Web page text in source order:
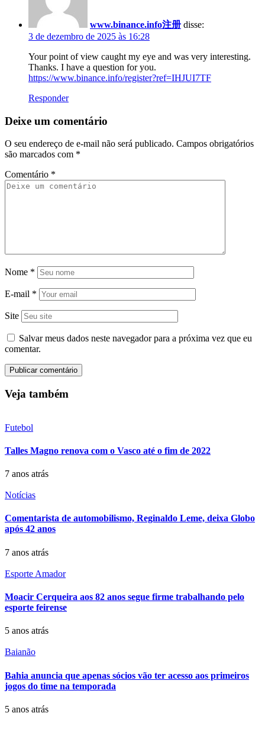
www.binance.info注册 disse:
3 de dezembro de 2025 às 16:28
Your point of view caught my eye and was very interesting.
Thanks. I have a question for you.
https://www.binance.info/register?ref=IHJUI7TF
Responder
Deixe um comentário
O seu endereço de e-mail não será publicado. Campos obrigatórios
são marcados com *
Comentário *
Nome *
E-mail *
Site
Salvar meus dados neste navegador para a próxima vez que eu
comentar.
Veja também
Futebol
Talles Magno renova com o Vasco até o fim de 2022
7 anos atrás
Notícias
Comentarista de automobilismo, Reginaldo Leme, deixa Globo
após 42 anos
7 anos atrás
Esporte Amador
Moacir Cerqueira aos 82 anos segue firme trabalhando pelo
esporte feirense
5 anos atrás
Baianão
Bahia anuncia que apenas sócios vão ter acesso aos primeiros
jogos do time na temporada
5 anos atrás